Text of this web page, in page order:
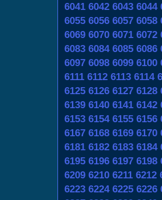
6041 6042 6043 6044
6055 6056 6057 6058
6069 6070 6071 6072
6083 6084 6085 6086
6097 6098 6099 6100
6111 6112 6113 6114
6125 6126 6127 6128
6139 6140 6141 6142
6153 6154 6155 6156
6167 6168 6169 6170
6181 6182 6183 6184
6195 6196 6197 6198
6209 6210 6211 6212
6223 6224 6225 6226